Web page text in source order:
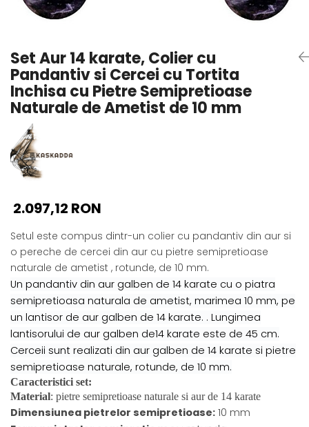
Seturi Perle cu Argint
Pandantive cu Perle
Brose cu Perle
Set Aur 14 karate, Colier cu
Pandantiv si Cercei cu Tortita
Inchisa cu Pietre Semipretioase
Naturale de Ametist de 10 mm
2.097,12 RON
Setul este compus dintr-un colier cu pandantiv din aur si
o pereche de cercei din aur cu pietre semipretioase
naturale de ametist , rotunde, de 10 mm.
Un pandantiv din aur galben de 14 karate cu o piatra
semipretioasa naturala de ametist, marimea 10 mm, pe
un lantisor de aur galben de 14 karate. . Lungimea
lantisorului de aur galben de14 karate este de 45 cm.
Cerceii sunt realizati din aur galben de 14 karate si pietre
semipretioase naturale, rotunde, de 10 mm.
Caracteristici set:
Material: pietre semipretioase naturale si aur de 14 karate
Dimensiunea pietrelor semipretioase: 10 mm